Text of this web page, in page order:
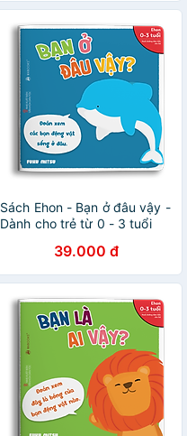
Sách Ehon - Bạn ở đâu vậy -
Dành cho trẻ từ 0 - 3 tuổi
39.000 đ